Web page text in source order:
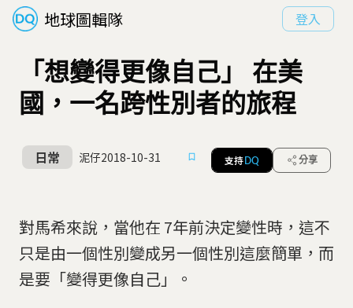
地球圖輯隊 登入
「想變得更像自己」 在美
國，一名跨性別者的旅程
日常 泥仔2018-10-31 支持 DQ 分享
對馬希來說，當他在 7年前決定變性時，這不
只是由一個性別變成另一個性別這麼簡單，而
是要「變得更像自己」。